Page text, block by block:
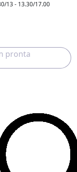
13 - 13.30/17.00
pronta